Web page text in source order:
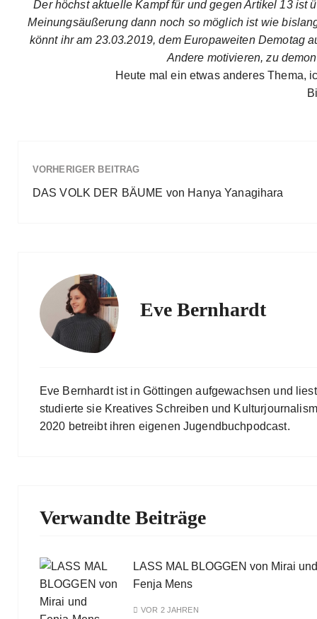
Der höchst aktuelle Kampf für und gegen Artikel 13 ist
Meinungsäußerung dann noch so möglich ist wie
könnt ihr am 23.03.2019, dem Europaweiten Demotag
Andere motivieren, zu
Heute mal ein etwas anderes Thema,
VORHERIGER BEITRAG
DAS VOLK DER BÄUME von Hanya Yanagihara
Eve Bernhardt
Eve Bernhardt ist in Göttingen aufgewachsen und
studierte sie Kreatives Schreiben und
2020 betreibt ihren eigenen Jugendbuchpodcast.
Verwandte Beiträge
LASS MAL BLOGGEN von Mirai und
Fenja Mens
VOR 2 JAHREN